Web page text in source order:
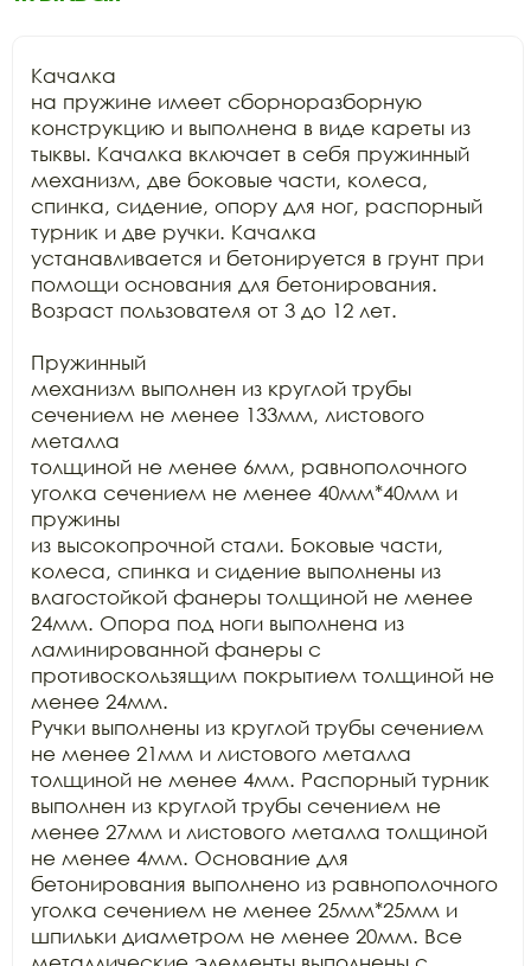
Качалка
на пружине имеет сборноразборную
конструкцию и выполнена в виде кареты из
тыквы. Качалка включает в себя пружинный
механизм, две боковые части, колеса,
спинка, сидение, опору для ног, распорный
турник и две ручки. Качалка
устанавливается и бетонируется в грунт при
помощи основания для бетонирования.
Возраст пользователя от 3 до 12 лет.
Пружинный
механизм выполнен из круглой трубы
сечением не менее 133мм, листового
металла
толщиной не менее 6мм, равнополочного
уголка сечением не менее 40мм*40мм и
пружины
из высокопрочной стали. Боковые части,
колеса, спинка и сидение выполнены из
влагостойкой фанеры толщиной не менее
24мм. Опора под ноги выполнена из
ламинированной фанеры с
противоскользящим покрытием толщиной не
менее 24мм.
Ручки выполнены из круглой трубы сечением
не менее 21мм и листового металла
толщиной не менее 4мм. Распорный турник
выполнен из круглой трубы сечением не
менее 27мм и листового металла толщиной
не менее 4мм. Основание для
бетонирования выполнено из равнополочного
уголка сечением не менее 25мм*25мм и
шпильки диаметром не менее 20мм. Все